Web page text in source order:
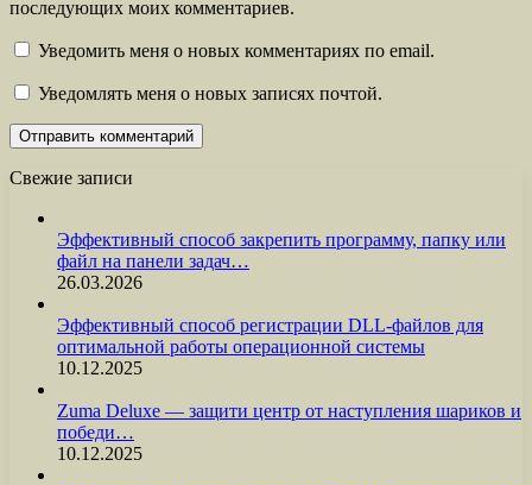
последующих моих комментариев.
Уведомить меня о новых комментариях по email.
Уведомлять меня о новых записях почтой.
Свежие записи
Эффективный способ закрепить программу, папку или
файл на панели задач…
26.03.2026
Эффективный способ регистрации DLL-файлов для
оптимальной работы операционной системы
10.12.2025
Zuma Deluxe — защити центр от наступления шариков и
победи…
10.12.2025